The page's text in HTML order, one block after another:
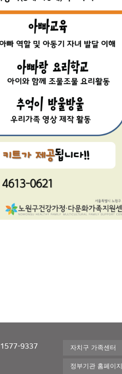
1577-9337 자치구 가족센터
정부기관 홈페이지